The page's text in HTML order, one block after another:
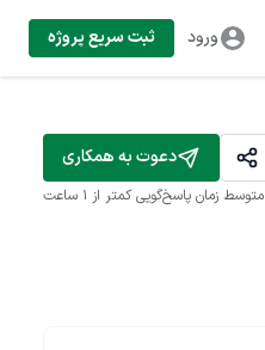
ورود ثبت سریع پروژه
دعوت به همکاری
متوسط زمان پاسخ‌گویی کمتر از 1 ساعت